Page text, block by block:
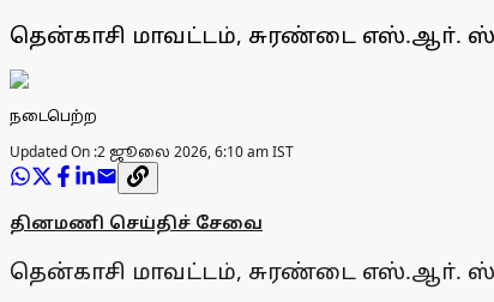
தென்காசி மாவட்டம், சுரண்டை எஸ்.ஆா்.
நடைபெற்ற
Updated On :2 ஜூலை 2026, 6:10 am IST
தினமணி செய்திச் சேவை
தென்காசி மாவட்டம், சுரண்டை எஸ்.ஆா்.